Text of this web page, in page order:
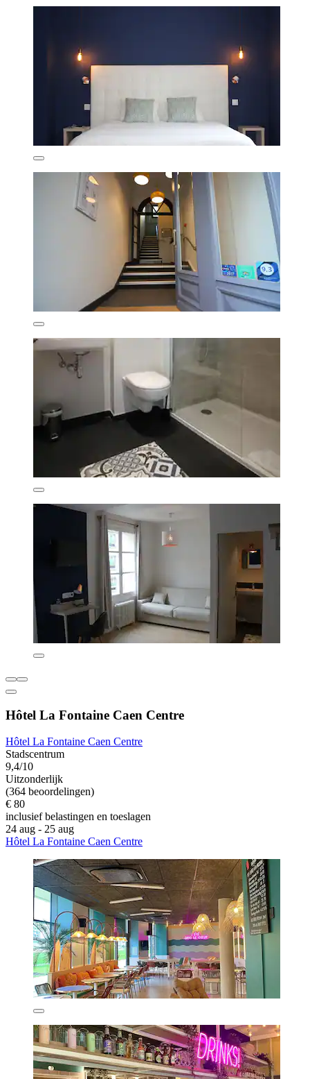
Hôtel La Fontaine Caen Centre
Hôtel La Fontaine Caen Centre
Stadscentrum
9,4/10
Uitzonderlijk
(364 beoordelingen)
€ 80
inclusief belastingen en toeslagen
24 aug - 25 aug
Hôtel La Fontaine Caen Centre